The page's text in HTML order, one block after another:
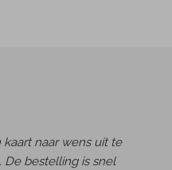
naar wens uit te
De bestelling is snel